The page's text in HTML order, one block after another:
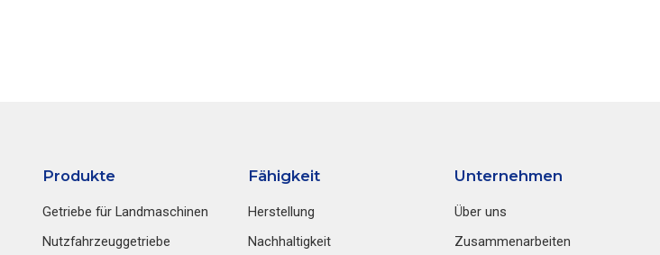
Produkte
Getriebe für Landmaschinen
Nutzfahrzeuggetriebe
Fähigkeit
Herstellung
Nachhaltigkeit
Unternehmen
Über uns
Zusammenarbeiten